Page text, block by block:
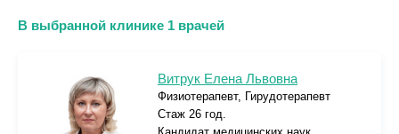
В выбранной клинике 1 врачей
Витрук Елена Львовна
Физиотерапевт, Гирудотерапевт
Стаж 26 год.